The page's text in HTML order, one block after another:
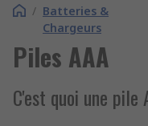
/ Batteries &
Chargeurs
Piles AAA
C'est quoi une